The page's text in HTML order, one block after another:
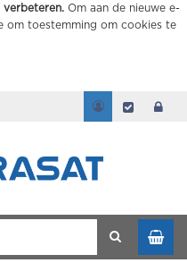
verbeteren. Om aan de nieuwe e-
om toestemming om cookies te